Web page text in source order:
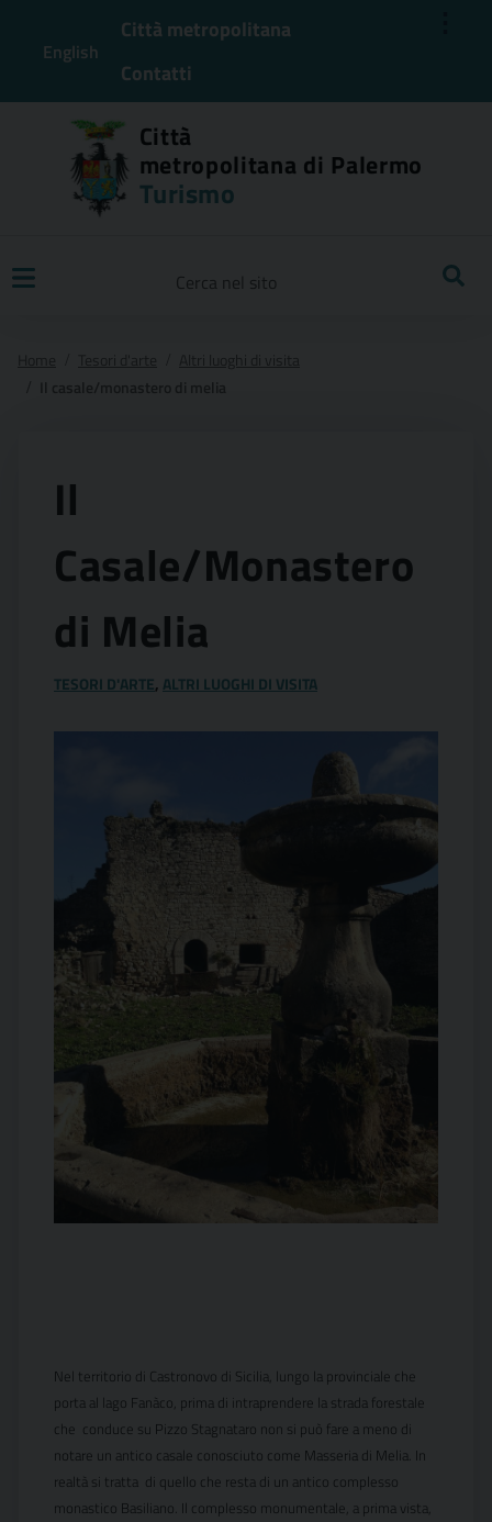
English
Città metropolitana
Contatti
Città
metropolitana di Palermo
Turismo
Il
Casale/Monastero
di Melia
TESORI D'ARTE, ALTRI LUOGHI DI VISITA
Nel territorio di Castronovo di Sicilia, lungo la provinciale che
porta al lago Fanàco, prima di intraprendere la strada forestale
che conduce su Pizzo Stagnataro non si può fare a meno di
notare un antico casale conosciuto come Masseria di Melia. In
realtà si tratta di quello che resta di un antico complesso
monastico Basiliano. Il complesso monumentale, a prima vista,